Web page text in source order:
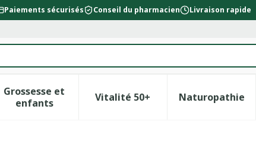
Paiements sécurisés Conseil du pharmacien Livraison rapide
Beauté, soins et hygiène
menu pour la catégorie Régime, alimentation &
Grossesse et
enfants
Afficher le sous-menu pour la catégorie
Vitalité 50+Afficher le sous-menu pour
Naturopathie
Afficher